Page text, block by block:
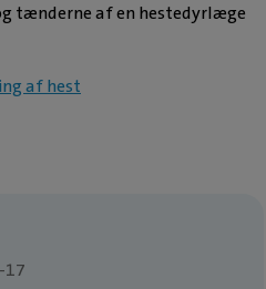
tænderne af en hestedyrlæge
af hest
17